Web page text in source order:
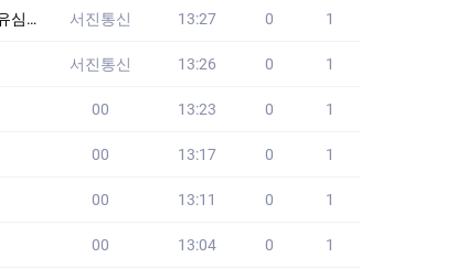
집 서진통신 13:27 0 1
서진통신 13:26 0 1
00 13:23 0 1
00 13:17 0 1
00 13:11 0 1
00 13:04 0 1